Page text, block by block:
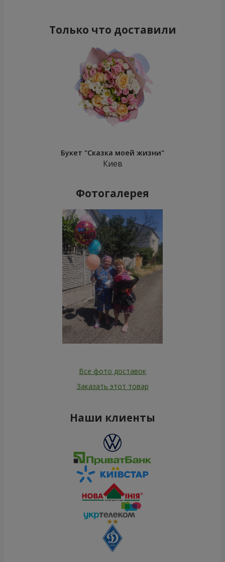
Только что доставили
Букет "Сказка моей жизни"
Киев
Фотогалерея
Все фото доставок
Заказать этот товар
Наши клиенты